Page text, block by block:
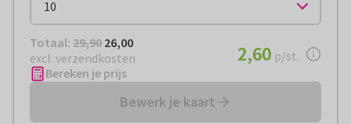
Totaal: € 26,00
Totaal: 29,90 26,00
excl. verzendkosten
€ 2,60per stuk
2,60 p/st.
Bereken je prijs
Bewerk je kaart